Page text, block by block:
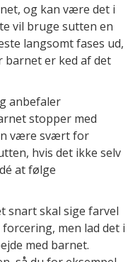
og kan være det i
vil bruge sutten en
langsomt fases ud,
barnet er ked af det
anbefaler
stopper med
være svært for
hvis det ikke selv
at følge
snart skal sige farvel
men lad det i
med barnet.